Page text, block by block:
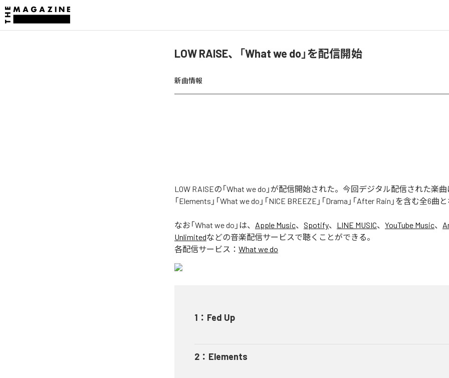
LOW RAISE、「What we do」を配信開始
新曲情報
LOW RAISEの「What we do」が配信開始された。今回デジタル配信された楽曲
「Elements」「What we do」「NICE BREEZE」「Drama」「After Rain」を含む全6曲
なお「What we do 」は、 Apple Music、 Spotify、 LINE MUSIC、 YouTube Music、
Unlimitedなどの音楽配信サービスで聴くことができる。
各配信サービス： What we do
1 ： Fed Up
2 ： Elements